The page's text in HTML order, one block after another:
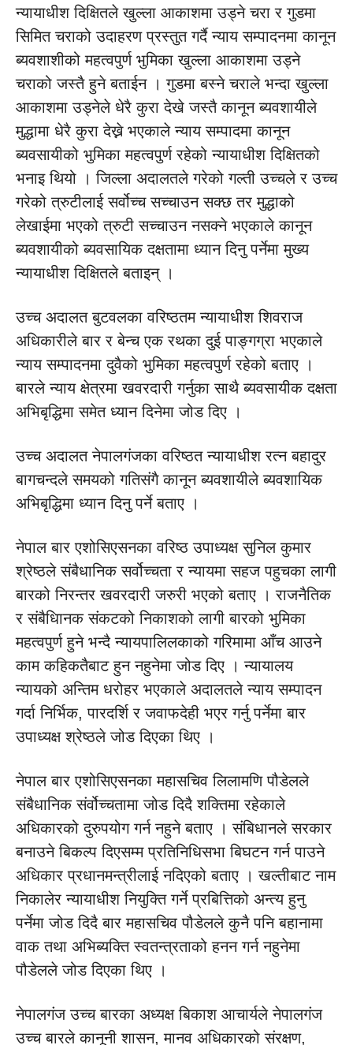
न्यायाधीश दिक्षितले खुल्ला आकाशमा उड्ने चरा र गुडमा
सिमित चराको उदाहरण प्रस्तुत गर्दै न्याय सम्पादनमा कानून
ब्यवशाशीको महत्वपुर्ण भुमिका खुल्ला आकाशमा उड्ने
चराको जस्तै हुने बताईन । गुडमा बस्ने चराले भन्दा खुल्ला
आकाशमा उड्नेले धेरै कुरा देखे जस्तै कानून ब्यवशायीले
मुद्धामा धेरै कुरा देख्ने भएकाले न्याय सम्पादमा कानून
ब्यवसायीको भुमिका महत्वपुर्ण रहेको न्यायाधीश दिक्षितको
भनाइ थियो । जिल्ला अदालतले गरेको गल्ती उच्चले र उच्च
गरेको त्रुटीलाई सर्वोच्च सच्चाउन सक्छ तर मुद्धाको
लेखाईमा भएको त्रुटी सच्चाउन नसक्ने भएकाले कानून
ब्यवशायीको ब्यवसायिक दक्षतामा ध्यान दिनु पर्नेमा मुख्य
न्यायाधीश दिक्षितले बताइन् ।
उच्च अदालत बुटवलका वरिष्ठतम न्यायाधीश शिवराज
अधिकारीले बार र बेन्च एक रथका दुई पाङ्गग्रा भएकाले
न्याय सम्पादनमा दुवैको भुमिका महत्वपुर्ण रहेको बताए ।
बारले न्याय क्षेत्रमा खवरदारी गर्नुका साथै ब्यवसायीक दक्षता
अभिबृद्धिमा समेत ध्यान दिनेमा जोड दिए ।
उच्च अदालत नेपालगंजका वरिष्ठत न्यायाधीश रत्न बहादुर
बागचन्दले समयको गतिसंगै कानून ब्यवशायीले ब्यवशायिक
अभिबृद्धिमा ध्यान दिनु पर्ने बताए ।
नेपाल बार एशोसिएसनका वरिष्ठ उपाध्यक्ष सुनिल कुमार
श्रेष्ठले संबैधानिक सर्वोच्चता र न्यायमा सहज पहुचका लागी
बारको निरन्तर खवरदारी जरुरी भएको बताए । राजनैतिक
र संबैधािनक संकटको निकाशको लागी बारको भुमिका
महत्वपुर्ण हुने भन्दै न्यायपालिलकाको गरिमामा आँच आउने
काम कहिकतैबाट हुन नहुनेमा जोड दिए । न्यायालय
न्यायको अन्तिम धरोहर भएकाले अदालतले न्याय सम्पादन
गर्दा निर्भिक, पारदर्शि र जवाफदेही भएर गर्नु पर्नेमा बार
उपाध्यक्ष श्रेष्ठले जोड दिएका थिए ।
नेपाल बार एशोसिएसनका महासचिव लिलामणि पौडेलले
संबैधानिक संर्वोच्चतामा जोड दिदै शक्तिमा रहेकाले
अधिकारको दुरुपयोग गर्न नहुने बताए । संबिधानले सरकार
बनाउने बिकल्प दिएसम्म प्रतिनिधिसभा बिघटन गर्न पाउने
अधिकार प्रधानमन्त्रीलाई नदिएको बताए । खल्तीबाट नाम
निकालेर न्यायाधीश नियुक्ति गर्ने प्रबित्तिको अन्त्य हुनु
पर्नेमा जोड दिदै बार महासचिव पौडेलले कुनै पनि बहानामा
वाक तथा अभिब्यक्ति स्वतन्त्रताको हनन गर्न नहुनेमा
पौडेलले जोड दिएका थिए ।
नेपालगंज उच्च बारका अध्यक्ष बिकाश आचार्यले नेपालगंज
उच्च बारले कानूनी शासन, मानव अधिकारको संरक्षण,